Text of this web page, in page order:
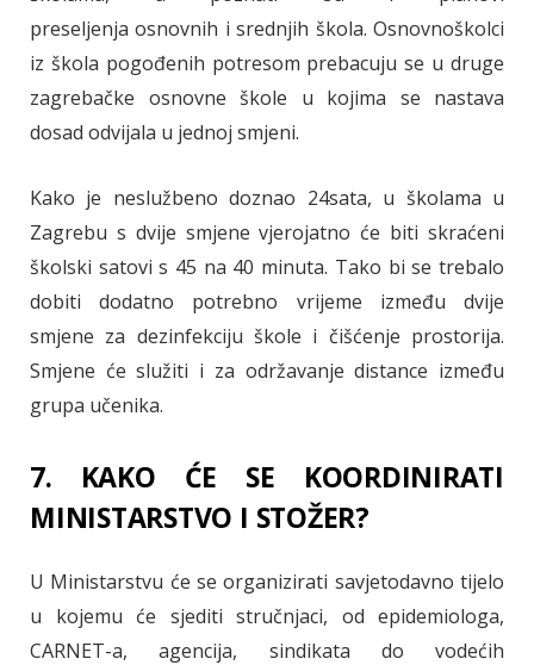
preseljenja osnovnih i srednjih škola. Osnovnoškolci
iz škola pogođenih potresom prebacuju se u druge
zagrebačke osnovne škole u kojima se nastava
dosad odvijala u jednoj smjeni.
Kako je neslužbeno doznao 24sata, u školama u
Zagrebu s dvije smjene vjerojatno će biti skraćeni
školski satovi s 45 na 40 minuta. Tako bi se trebalo
dobiti dodatno potrebno vrijeme između dvije
smjene za dezinfekciju škole i čišćenje prostorija.
Smjene će služiti i za održavanje distance između
grupa učenika.
7. KAKO ĆE SE KOORDINIRATI
MINISTARSTVO I STOŽER?
U Ministarstvu će se organizirati savjetodavno tijelo
u kojemu će sjediti stručnjaci, od epidemiologa,
CARNET-a, agencija, sindikata do vodećih